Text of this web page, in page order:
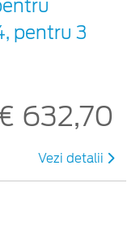
pentru 3
632,70
Vezi detalii